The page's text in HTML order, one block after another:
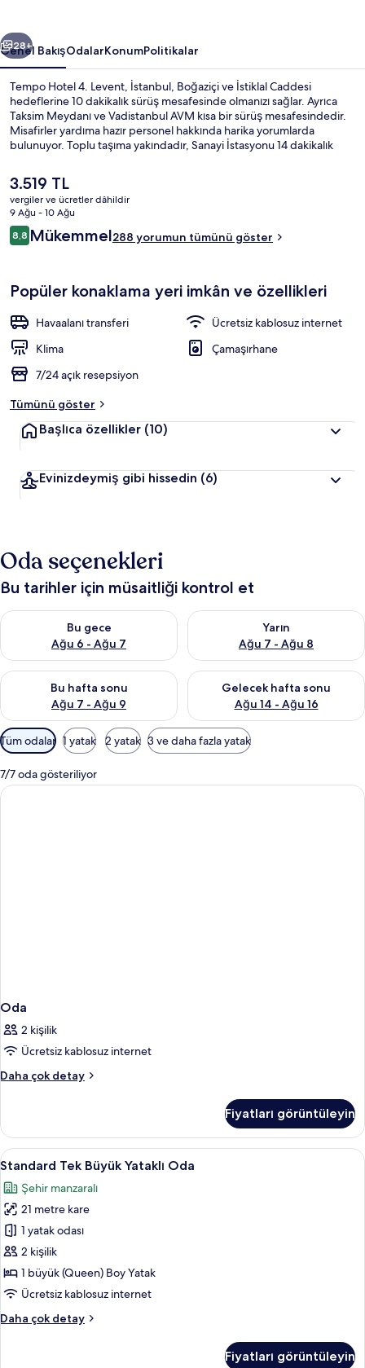
Sonraki
28+
Genel BakışOdalarKonumPolitikalar
Tempo Hotel 4. Levent, İstanbul, Boğaziçi ve İstiklal Caddesi
hedeflerine 10 dakikalık sürüş mesafesinde olmanızı sağlar. Ayrıca
Taksim Meydanı ve Vadistanbul AVM kısa bir sürüş mesafesindedir.
Misafirler yardıma hazır personel hakkında harika yorumlarda
bulunuyor. Toplu taşıma yakındadır, Sanayi İstasyonu 14 dakikalık
Şu
anki
fiyat
3.519 TL
3.519 TL
vergiler ve ücretler dâhildir
9 Ağu - 10 Ağu
Yorumlar
8,88,8/10
Mükemmel288 yorumun tümünü göster
Popüler konaklama yeri imkân ve özellikleri
Havaalanı transferi
Ücretsiz kablosuz internet
Klima
Çamaşırhane
7/24 açık resepsiyon
Tümünü göster
Başlıca özellikler (10)
Evinizdeymiş gibi hissedin (6)
Oda seçenekleri
Bu tarihler için müsaitliği kontrol et
Bu gece
Ağu 6 - Ağu 7
Bu gece için müsaitliği kontrol et Ağu 6 - Ağu 7
Yarın
Ağu 7 - Ağu 8
Yarın için müsaitliği kontrol
Bu hafta sonu
Ağu 7 - Ağu 9
Bu hafta sonu için müsaitliği kontrol et Ağu 7 - Ağu 9
Gelecek hafta sonu
Ağu 14 - Ağu 16
Önümüzdeki hafta sonu için
Odalar
için
mevcut
filtreler
Tüm odalar 1 yatak 2 yatak 3 ve daha fazla yatak
7/7 oda gösteriliyor
Oda
2 kişilik
Ücretsiz kablosuz internet
Daha çok detay
Oda
detay
Fiyatları görüntüleyin
Standard
Tek
Büyük
Yataklı
Oda
için
tüm
fotoğrafları
Standard Tek Büyük Yataklı Oda |
6
Standard Tek Büyük Yataklı Oda
Şehir manzaralı
21 metre kare
1 yatak odası
2 kişilik
1 büyük (Queen) Boy Yatak
Ücretsiz kablosuz internet
Daha çok detay
Standard
Fiyatları görüntüleyin